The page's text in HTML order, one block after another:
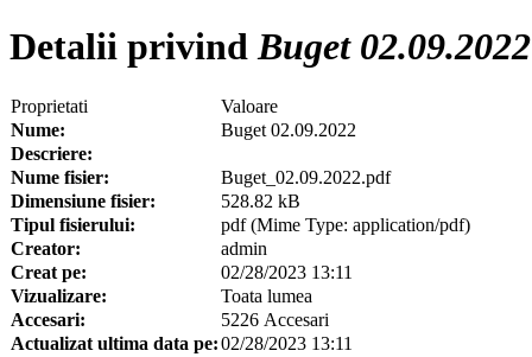
Detalii privindBuget 02.09.2022
Proprietati
Valoare
Nume:
Buget 02.09.2022
Descriere:
Nume fisier:
Buget_02.09.2022.pdf
Dimensiune fisier:
528.82 kB
Tipul fisierului:
pdf (Mime Type: application/pdf)
Creator:
admin
Creat pe:
02/28/2023 13:11
Vizualizare:
Toata lumea
Accesari:
5226 Accesari
Actualizat ultima data pe:02/28/2023 13:11